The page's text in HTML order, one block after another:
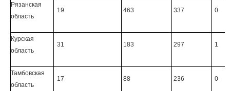
Рязанская
область
19 463 337 0
Курская
область
31 183 297 1
Тамбовская
область
17 88 236 0